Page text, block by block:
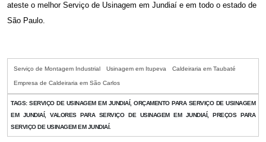
ateste o melhor Serviço de Usinagem em Jundiaí e em todo o estado de
São Paulo.
Serviço de Montagem Industrial Usinagem em Itupeva Caldeiraria em Taubaté
Empresa de Caldeiraria em São Carlos
TAGS:SERVIÇO DE USINAGEM EM JUNDIAÍ, ORÇAMENTO PARA SERVIÇO DE USINAGEM
EM JUNDIAÍ, VALORES PARA SERVIÇO DE USINAGEM EM JUNDIAÍ, PREÇOS PARA
SERVIÇO DE USINAGEM EM JUNDIAÍ.